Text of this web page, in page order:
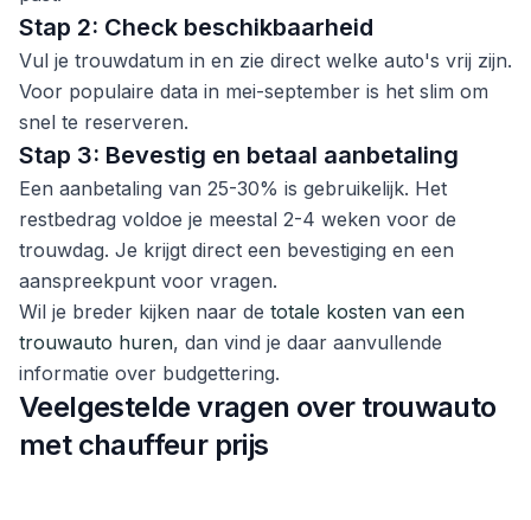
Stap 2: Check beschikbaarheid
Vul je trouwdatum in en zie direct welke auto's vrij zijn.
Voor populaire data in mei-september is het slim om
snel te reserveren.
Stap 3: Bevestig en betaal aanbetaling
Een aanbetaling van 25-30% is gebruikelijk. Het
restbedrag voldoe je meestal 2-4 weken voor de
trouwdag. Je krijgt direct een bevestiging en een
aanspreekpunt voor vragen.
Wil je breder kijken naar de totale kosten van een
trouwauto huren, dan vind je daar aanvullende
informatie over budgettering.
Veelgestelde vragen over trouwauto
met chauffeur prijs